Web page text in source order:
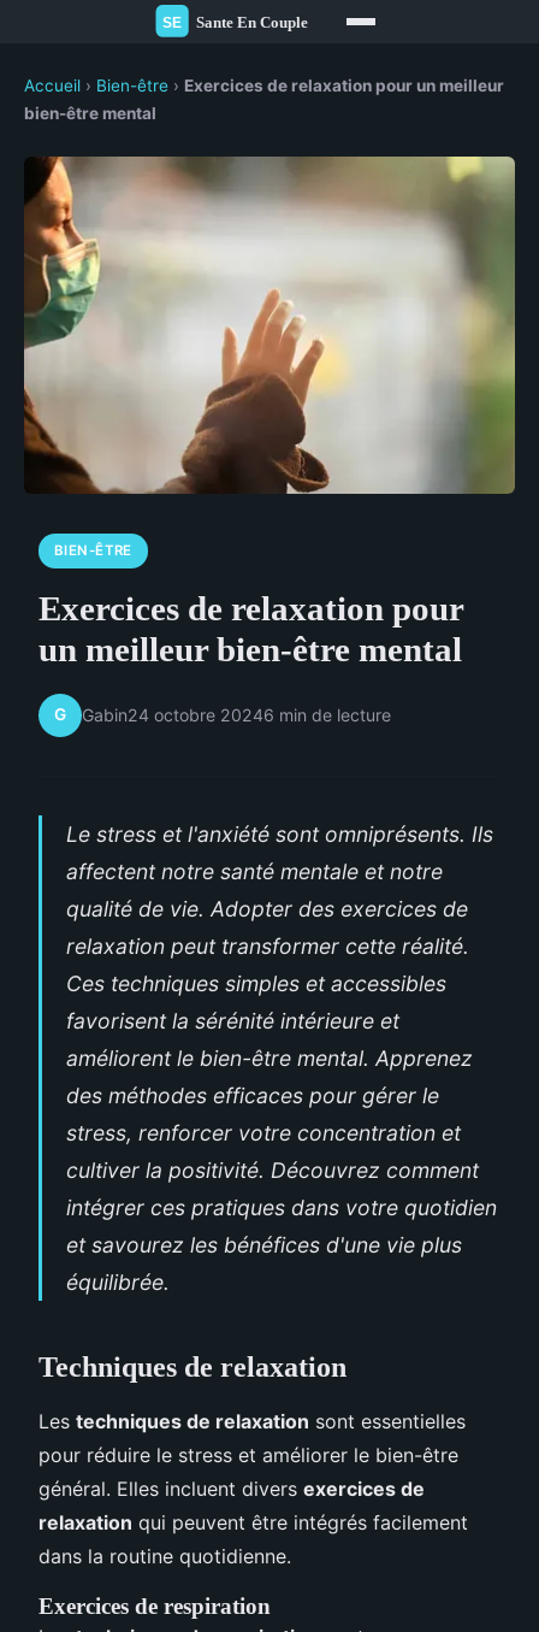
Accueil › Bien-être › Exercices de relaxation pour un meilleur
bien-être mental
BIEN-ÊTRE
Exercices de relaxation pour
un meilleur bien-être mental
G Gabin24 octobre 20246 min de lecture
Le stress et l'anxiété sont omniprésents. Ils
affectent notre santé mentale et notre
qualité de vie. Adopter des exercices de
relaxation peut transformer cette réalité.
Ces techniques simples et accessibles
favorisent la sérénité intérieure et
améliorent le bien-être mental. Apprenez
des méthodes efficaces pour gérer le
stress, renforcer votre concentration et
cultiver la positivité. Découvrez comment
intégrer ces pratiques dans votre quotidien
et savourez les bénéfices d'une vie plus
équilibrée.
Techniques de relaxation
Les techniques de relaxation sont essentielles
pour réduire le stress et améliorer le bien-être
général. Elles incluent divers exercices de
relaxation qui peuvent être intégrés facilement
dans la routine quotidienne.
Exercices de respiration